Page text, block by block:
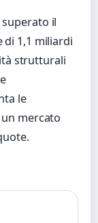
il
di 1,1 miliardi
strutturali
le
un mercato